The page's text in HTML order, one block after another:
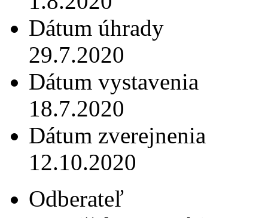
Dátum úhrady
29.7.2020
Dátum vystavenia
18.7.2020
Dátum zverejnenia
12.10.2020
Odberateľ